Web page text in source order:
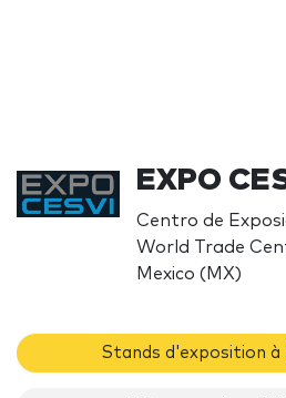
EXPO
Centro de
World Trade
Mexico (MX)
Stands d'exposition à